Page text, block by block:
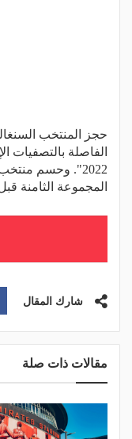
حجز المنتخب
الفاصلة بالتصفيات
2022". وحسم
المجموعة الثامنة
شارك المقال
مقالات ذات صلة